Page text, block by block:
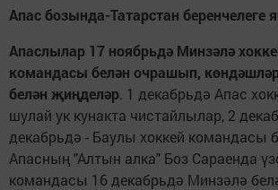
Апас бозында-Татарстан
Апаслылар 17 ноябрьдә Минзәлә
командасы белән очрашып, көндәшлә
белән җиңделәр. 1 декабрьдә Апас
шулай ук кунакта чистайлылар, 2
декабрьдә - Баулы хоккей командасы
Апасның "Алтын алка" Боз Сараенда
командасы 16 декабрьдә Минзәлә